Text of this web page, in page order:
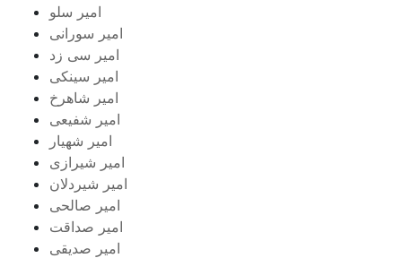
امیر سلو
امیر سورانی
امیر سی زد
امیر سینکی
امیر شاهرخ
امیر شفیعی
امیر شهیار
امیر شیرازی
امیر شیردلان
امیر صالحی
امیر صداقت
امیر صدیقی